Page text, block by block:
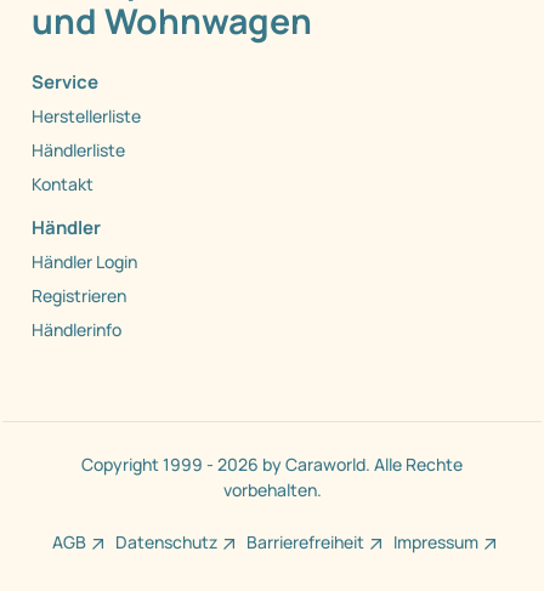
und Wohnwagen
Service
Herstellerliste
Händlerliste
Kontakt
Händler
Händler Login
Registrieren
Händlerinfo
Copyright 1999 - 2026 by Caraworld. Alle Rechte
vorbehalten.
AGB Datenschutz Barrierefreiheit Impressum